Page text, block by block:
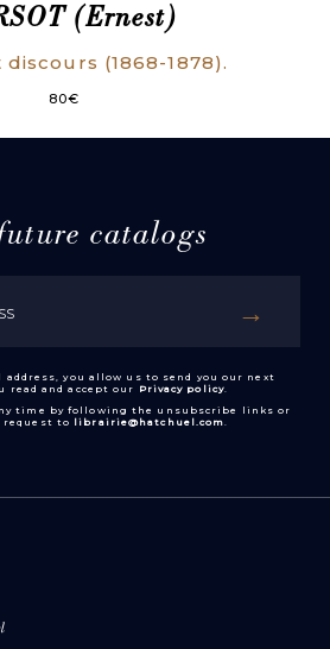
(Ernest)
(1868-1878).
80€
catalogs
you allow us to send you our next
read and accept our Privacy policy.
time by following the unsubscribe links or
request to librairie@hatchuel.com.